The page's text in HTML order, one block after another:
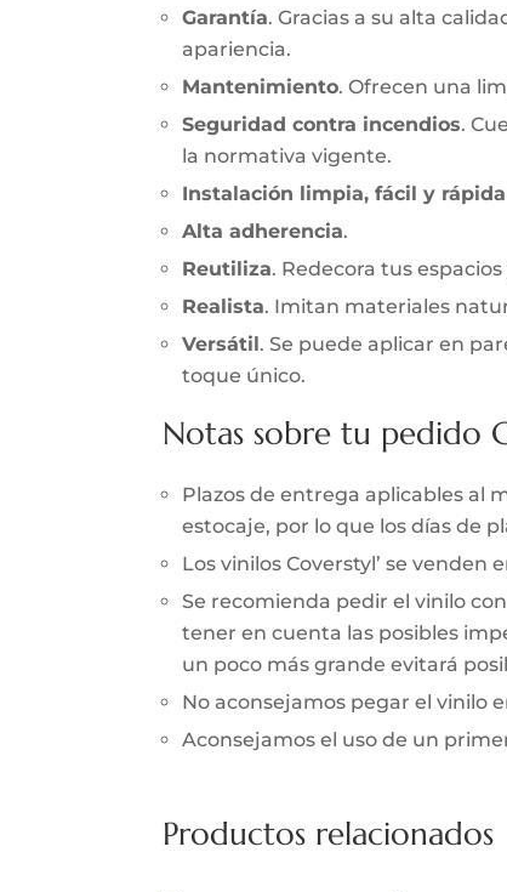
Garantía. Gracias a su alta
apariencia.
Mantenimiento. Ofrecen una
Seguridad contra incendios.
la normativa vigente.
Instalación limpia, fácil y rápida
Alta adherencia.
Reutiliza. Redecora tus
Realista. Imitan materiales
Versátil . Se puede aplicar en
toque único.
Notas sobre tu pedido
Plazos de entrega aplicables al
estocaje, por lo que los días de
Los vinilos Coverstyl’ se
Se recomienda pedir el vinilo
tener en cuenta las posibles
un poco más grande evitará
No aconsejamos pegar el vinilo
Aconsejamos el uso de un
Productos relacionados